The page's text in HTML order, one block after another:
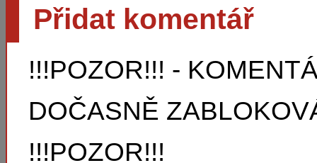
Přidat komentář
!!!POZOR!!! -
DOČASNĚ
!!!POZOR!!!